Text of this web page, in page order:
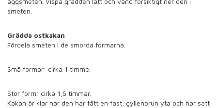
smeten.
Grädda ostkakan
Fördela smeten i de smorda formarna.
Små formar: cirka 1 timme.
Stor form: cirka 1,5 timmar.
Kakan är klar när den har fått en fast, gyllenbrun yta och har satt